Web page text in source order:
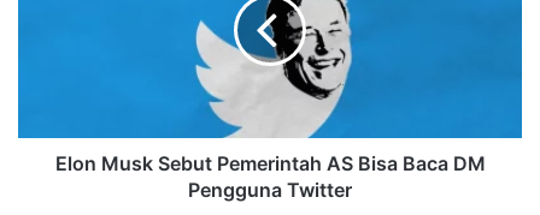
Elon Musk Sebut Pemerintah AS Bisa Baca DM
Pengguna Twitter